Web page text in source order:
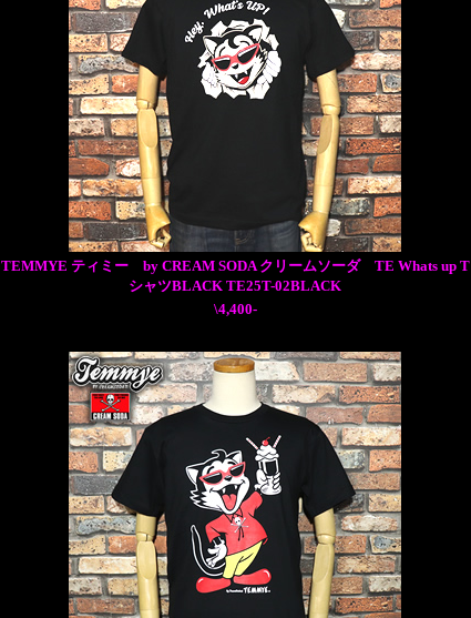
TEMMYE ティミー by CREAM SODA クリームソーダ TE Whats up T
シャツBLACK TE25T-02BLACK
\4,400-